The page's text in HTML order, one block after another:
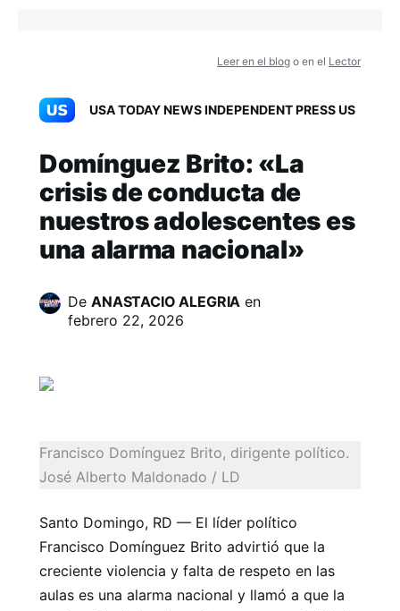
Leer en el blog o en el Lector
USA TODAY NEWS INDEPENDENT PRESS US
Domínguez Brito: «La
crisis de conducta de
nuestros adolescentes es
una alarma nacional»
De ANASTACIO ALEGRIA en
febrero 22, 2026
Francisco Domínguez Brito, dirigente político.
José Alberto Maldonado / LD
Santo Domingo, RD — El líder político
Francisco Domínguez Brito advirtió que la
creciente violencia y falta de respeto en las
aulas es una alarma nacional y llamó a que la